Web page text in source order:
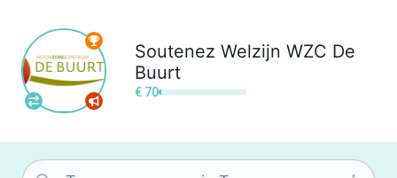
Soutenez Welzijn WZC De
Buurt
€ 70